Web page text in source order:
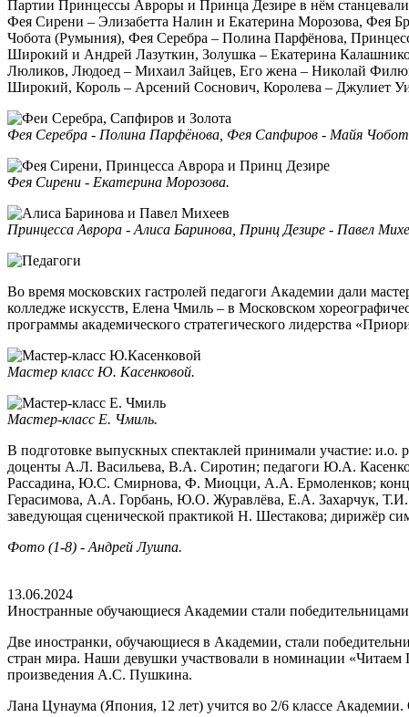
Партии Принцессы Авроры и Принца Дезире в нём
Фея Сирени – Элизабетта Налин и Екатерина Морозова, Фея
Чобота (Румыния), Фея Серебра – Полина Парфёнова,
Широкий и Андрей Лазуткин, Золушка – Екатерина
Люликов, Людоед – Михаил Зайцев, Его жена – Николай
Широкий, Король – Арсений Соснович, Королева – Джулиет
Фея Серебра - Полина Парфёнова, Фея Сапфиров - Майя
Фея Сирени - Екатерина Морозова.
Принцесса Аврора - Алиса Баринова, Принц Дезире - Павел
Во время московских гастролей педагоги Академии дали
колледже искусств, Елена Чмиль – в Московском
программы академического стратегического лидерства
Мастер класс Ю. Касенковой.
Мастер-класс Е. Чмиль.
В подготовке выпускных спектаклей принимали участие:
доценты А.Л. Васильева, В.А. Сиротин; педагоги Ю.А.
Рассадина, Ю.С. Смирнова, Ф. Миоцци, А.А. Ермоленков;
Герасимова, А.А. Горбань, Ю.О. Журавлёва, Е.А. Захарчук,
заведующая сценической практикой Н. Шестакова; дирижёр
Фото (1-8) - Андрей Лушпа.
13.06.2024
Иностранные обучающиеся Академии стали
Две иностранки, обучающиеся в Академии, стали
стран мира. Наши девушки участвовали в номинации «Читаем
произведения А.С. Пушкина.
Лана Цунаума (Япония, 12 лет) учится во 2/6 классе